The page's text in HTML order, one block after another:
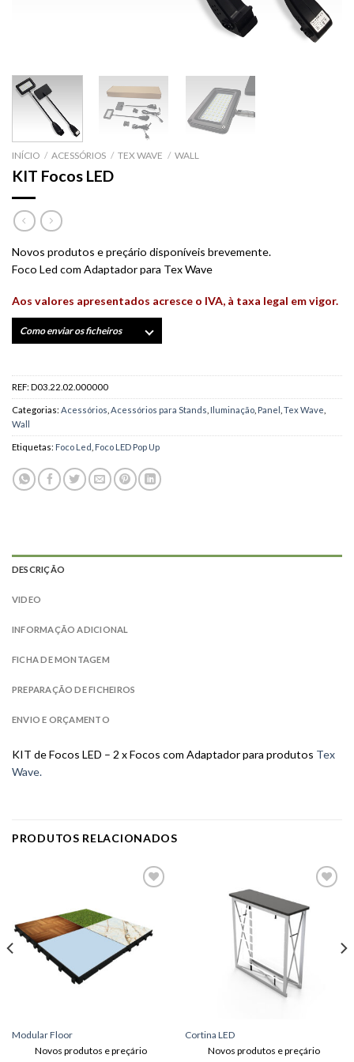
INÍCIO / ACESSÓRIOS / TEX WAVE / WALL
KIT Focos LED
Novos produtos e preçário disponíveis brevemente.
Foco Led com Adaptador para Tex Wave
Aos valores apresentados acresce o IVA, à taxa legal em vigor.
Como enviar os ficheiros
REF: D03.22.02.000000
Categorias: Acessórios Acessórios para Stands Iluminação Panel Tex Wave
Wall
Etiquetas: Foco Led Foco LED Pop Up
DESCRIÇÃO
VIDEO
INFORMAÇÃO ADICIONAL
FICHA DE MONTAGEM
PREPARAÇÃO DE FICHEIROS
ENVIO E ORÇAMENTO
KIT de Focos LED – 2 x Focos com Adaptador para produtos Tex
Wave.
PRODUTOS RELACIONADOS
Modular Floor
Novos produtos e preçário
aos meus
desejos
Cortina LED
Novos produtos e preçário